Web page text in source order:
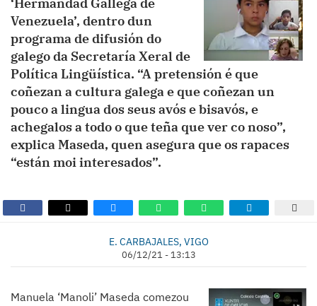
Venezuela’, dentro dun
programa de difusión do
galego da Secretaría Xeral de
Política Lingüística. “A pretensión é que
coñezan a cultura galega e que coñezan un
pouco a lingua dos seus avós e bisavós, e
achegalos a todo o que teña que ver co noso”,
explica Maseda, quen asegura que os rapaces
“están moi interesados”.
E. CARBAJALES, VIGO
06/12/21 - 13:13
Manuela ‘Manoli’ Maseda comezou